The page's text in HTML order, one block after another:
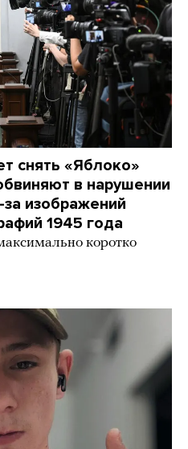
снять «Яблоко»
в нарушении
изображений
1945 года
коротко